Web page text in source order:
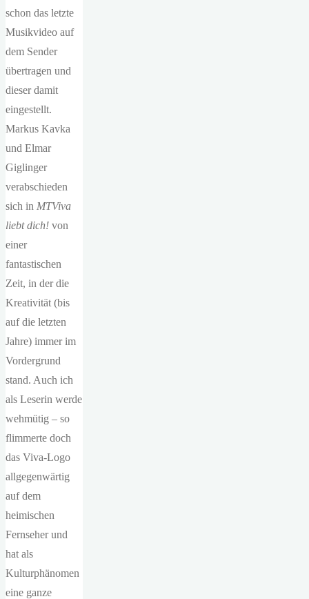
schon das letzte
Musikvideo auf
dem Sender
übertragen und
dieser damit
eingestellt.
Markus Kavka
und Elmar
Giglinger
verabschieden
sich in MTViva
liebt dich! von
einer
fantastischen
Zeit, in der die
Kreativität (bis
auf die letzten
Jahre) immer im
Vordergrund
stand. Auch ich
als Leserin werde
wehmütig – so
flimmerte doch
das Viva-Logo
allgegenwärtig
auf dem
heimischen
Fernseher und
hat als
Kulturphänomen
eine ganze